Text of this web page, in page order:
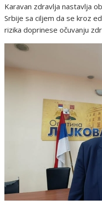
Karavan zdravlja nastavlja
Srbije sa ciljem da se kroz
rizika doprinese očuvanju